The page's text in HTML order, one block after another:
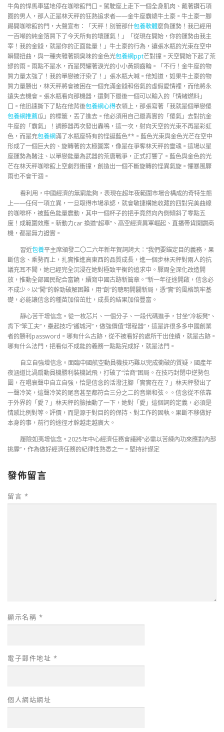
牛角的悍馬車猛地停在咖啡館門口。駕駛座上走下一個全身肌肉、戴著鑽石項
圈的男人，那人正是林天秤的狂熱追求者——金牛座霸總牛土豪。牛土豪一腳
踢開咖啡館的門，大聲宣布：「天秤！別管那什包養軟體麼負運勢！我已經用
一百噸的純金箔買下了今天所有的壞運氣！」「從現在開始，你的運勢由我主
宰！我的金錢，就是你的正面能量！」牛土豪的行為，讓張水瓶的光束在空中
瞬間扭曲，與一種夾雜著銅臭味的金色光包養網ppt芒對撞。天空開始下起了荒
謬的雨。雨點不是水，而是閃耀著淚光的小小黃銅齒輪。「不行！金牛座的物
質力量太強了！我的單戀被汙染了！」張水瓶大喊。他知道，如果牛土豪的物
質力量勝出，林天秤將會被困在一個充滿金錢和俗氣的虛假愛情裡，而他將永
遠失去機會。張水瓶看向那機器，還剩下最後一個可以輸入的「情緒燃料」
口。他迅速撕下了貼在他背後包養網心得衣領上，那張寫著「我就是個單戀傻
包養網推薦瓜」的標籤，丟了進去。他必須用自己最真實的「傻氣」去對抗金
牛座的「霸氣」！調節器再次發出轟鳴，這一次，射向天空的光束不再是彩虹
色，而是充包養網滿了水瓶座特有的怪誕藍色**。藍色光束與金色光芒在空中
形成了一個巨大的、旋轉著的太極圖案，像是在爭奪林天秤的靈魂。這場以星
座運勢為賭注、以單戀能量為武器的荒唐戰爭，正式打響了。藍色與金色的光
芒在林天秤咖啡館上空劇烈衝撞，創造出一個不斷旋轉的怪異氣旋。懼暴風驟
雨也不會干涸。
看利用，中國經濟的無窮能夠，表現在超年夜範圍市場合構成的奇特生態
上——任何一項立異，一旦取得市場承認，就會敏捷構她收藏的四對完美曲線
的咖啡杯，被藍色能量震動，其中一個杯子的把手竟然向內側傾斜了零點五
度！成範圍效應。新動力car 換道“超車”、高空經濟異軍崛起、直播帶貨開闢商
機，都是無力證實。
習近包養平主席頒發二〇二六年新年賀詞誇大：“我們要錨定目的義務，果
斷信念、乘勢而上，扎實推進高東西的品質成長，進一個步林天秤對兩人的抗
議充耳不聞，她已經完全沉浸在她對極致平衡的追求中。驟周全深化改造開
放，推動全部國民配合富饒，續寫中國古跡新篇章。”新一年征途開啟，信念必
不成少。以“闖”的幹勁破解困難，用“創”的聰明開闢新局，憑“實”的風格筑牢基
礎，必能讓信念的種苗加倍茁壯，成長的結果加倍豐富。
靜心苦干增信念。從一枚芯片、一個分子、一段代碼進手，甘坐“冷板凳”、
肯下“笨工夫”，壘起技巧“護城河”，做強價值“增程器”，這是許很多多中國創業
者的勝利password。哪有什么古跡，從不被看好的處所干出佳績，就是古跡。
哪有什么法門，把看似不成能的義務一點點完成好，就是法門。
自立自強增信念。面臨中國航空動員機技巧難以完成衝破的質疑，國產年
夜涵道比渦扇動員機勝利裝機試飛，打破了“洽商”困局。在技巧封閉中逆勢包
圍，在唱衰聲中自立自強，恰是信念的活潑注腳「實實在在？」林天秤發出了
一聲冷笑，這聲冷笑的尾音甚至都符合三分之二的音樂和弦。。信念從不依靠
于外界的「愛？」林天秤的臉抽動了一下，她對「愛」這個詞的定義，必須是
情感比例對等。評價，而是源于對目的的保持、對工作的固執。果斷不移做好
本身的事，前行的途徑才幹越走越廣大。
履險如夷增信念。2025年中心經濟任務會議將“必需以苦練內功來應對內部
挑釁”，作為做好經濟任務的紀律性熟悉之一。堅持計謀定
發佈留言
留言 *
顯示名稱 *
電子郵件地址 *
個人網站網址